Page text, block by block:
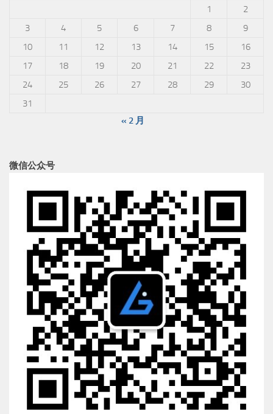
1
2
3
4 5 6 7 8
9
10
11 12 13 14 15
16
17
18 19 20 21 22
23
24
25 26 27 28 29
30
31
« 2 月
微信公众号